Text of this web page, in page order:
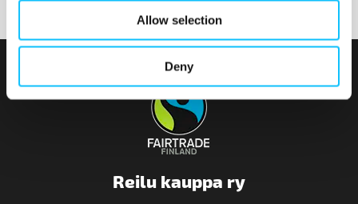
Allow selection
Deny
Reilu kauppa ry